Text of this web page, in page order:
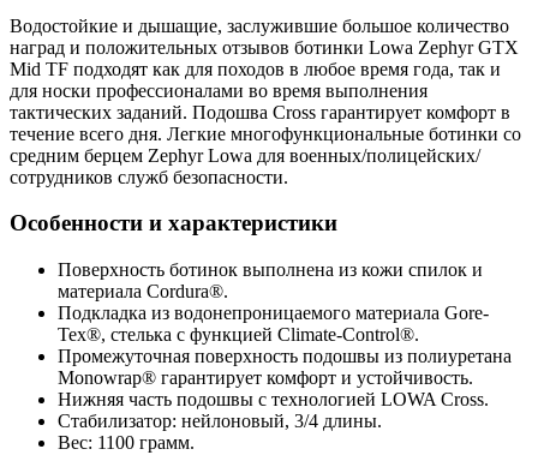
Водостойкие и дышащие, заслужившие большое количество
наград и положительных отзывов ботинки Lowa Zephyr GTX
Mid TF подходят как для походов в любое время года, так и
для носки профессионалами во время выполнения
тактических заданий. Подошва Cross гарантирует комфорт в
течение всего дня. Легкие многофункциональные ботинки со
средним берцем Zephyr Lowa для военных/полицейских/
сотрудников служб безопасности.
Особенности и характеристики
Поверхность ботинок выполнена из кожи спилок и
материала Cordura®.
Подкладка из водонепроницаемого материала Gore-
Tex®, стелька с функцией Climate-Control®.
Промежуточная поверхность подошвы из полиуретана
Monowrap® гарантирует комфорт и устойчивость.
Нижняя часть подошвы с технологией LOWA Cross.
Стабилизатор: нейлоновый, 3/4 длины.
Вес: 1100 грамм.